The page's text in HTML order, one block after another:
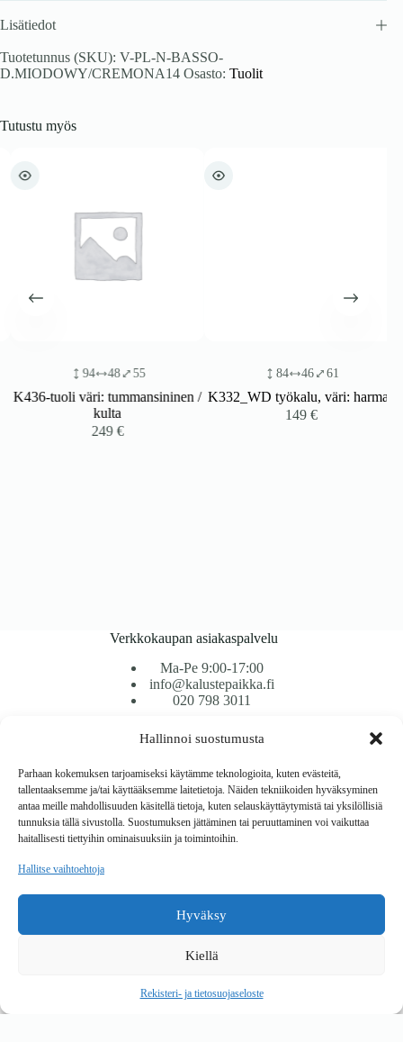
Hallinnoi suostumusta
Parhaan kokemuksen tarjoamiseksi käytämme teknologioita, kuten evästeitä,
tallentaaksemme ja/tai käyttääksemme laitetietoja. Näiden tekniikoiden hyväksyminen
antaa meille mahdollisuuden käsitellä tietoja, kuten selauskäyttäytymistä tai yksilöllisiä
tunnuksia tällä sivustolla. Suostumuksen jättäminen tai peruuttaminen voi vaikuttaa
haitallisesti tiettyihin ominaisuuksiin ja toimintoihin.
Hallitse vaihtoehtoja
Hyväksy
Kiellä
Rekisteri- ja tietosuojaseloste
Lisätiedot
Tuotetunnus (SKU): V-PL-N-BASSO-
D.MIODOWY/CREMONA14 Osasto: Tuolit
Tutustu myös
94 48 55
K436-tuoli väri: tummansininen /
kulta
249€
84 46 61
K332_WD työkalu, väri: harmaa
149€
Verkkokaupan asiakaspalvelu
Ma-Pe 9:00-17:00
info@kalustepaikka.fi
020 798 3011
Tavarantoimitus / Maksutavat
Toimitustavat
Maksutavat
Vaihto ja palautus
Reklamaatiot
Copyright © 2026 Kalustepaikka